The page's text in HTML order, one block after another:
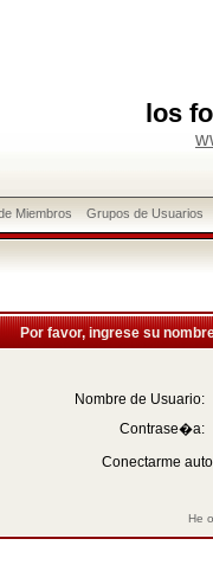
los
Miembros Grupos de Usuarios
Por favor, ingrese su
Nombre de Usuario:
Contrase�a:
Conectarme
He